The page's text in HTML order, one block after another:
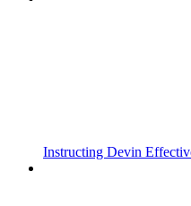
Instructing Devin